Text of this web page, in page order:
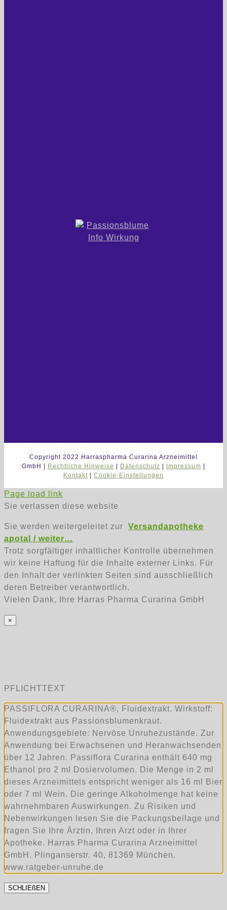
Copyright 2022 Harraspharma Curarina Arzneimittel
GmbH |
Rechtliche Hinweise Datenschutz Impressum
Kontakt
Cookie-Einstellungen
Page load link
Sie verlassen diese website
Sie werden weitergeleitet zur Versandapotheke
apotal / weiter…
Trotz sorgfältiger inhaltlicher Kontrolle übernehmen
wir keine Haftung für die Inhalte externer Links. Für
den Inhalt der verlinkten Seiten sind ausschließlich
deren Betreiber verantwortlich.
Vielen Dank, Ihre Harras Pharma Curarina GmbH
×
PFLICHTTEXT
PASSIFLORA CURARINA®, Fluidextrakt. Wirkstoff:
Fluidextrakt aus Passionsblumenkraut.
Anwendungsgebiete: Nervöse Unruhezustände. Zur
Anwendung bei Erwachsenen und Heranwachsenden
über 12 Jahren. Passiflora Curarina enthält 640 mg
Ethanol pro 2 ml Dosiervolumen. Die Menge in 2 ml
dieses Arzneimittels entspricht weniger als 16 ml Bier
oder 7 ml Wein. Die geringe Alkoholmenge hat keine
wahrnehmbaren Auswirkungen. Zu Risiken und
Nebenwirkungen lesen Sie die Packungsbeilage und
fragen Sie Ihre Ärztin, Ihren Arzt oder in Ihrer
Apotheke. Harras Pharma Curarina Arzneimittel
GmbH. Plinganserstr. 40, 81369 München.
www.ratgeber-unruhe.de
SCHLIEßEN